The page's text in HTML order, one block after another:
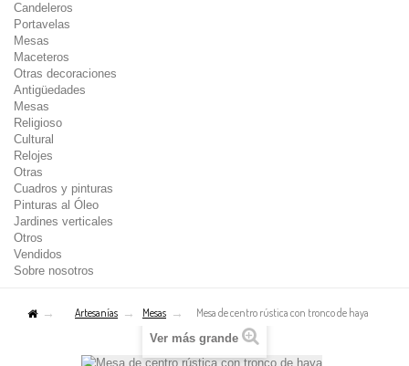
Candeleros
Portavelas
Mesas
Maceteros
Otras decoraciones
Antigüedades
Mesas
Religioso
Cultural
Relojes
Otras
Cuadros y pinturas
Pinturas al Óleo
Jardines verticales
Otros
Vendidos
Sobre nosotros
Artesanías Mesas
Mesa de centro rústica con tronco de haya
Ver más grande